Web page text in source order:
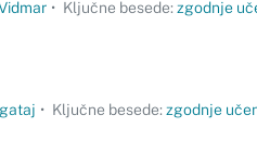
• Ključne besede: zgodnje
• Ključne besede: zgodnje